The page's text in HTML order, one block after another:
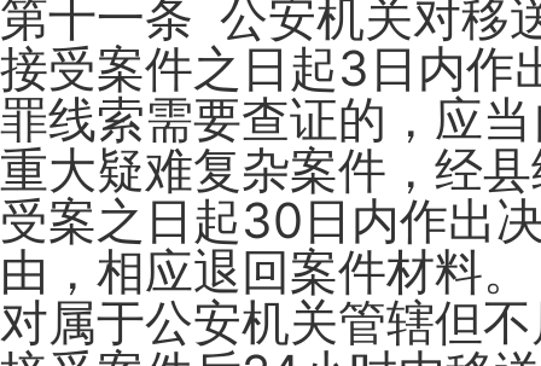
第十一条 公安机关对移
接受案件之日起3日内作
罪线索需要查证的，应
重大疑难复杂案件，经
受案之日起30日内作出
由，相应退回案件材料。
对属于公安机关管辖但